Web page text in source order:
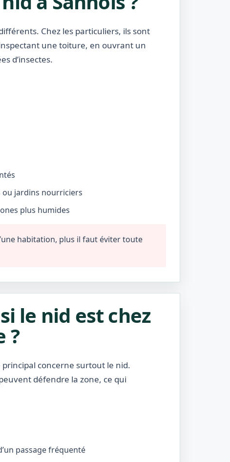
Chez les particuliers, ils sont
une toiture, en ouvrant un
d’insectes.
ou jardins nourriciers
plus humides
habitation, plus il faut éviter toute
le nid est chez
?
principal concerne surtout le nid.
défendre la zone, ce qui
passage fréquenté